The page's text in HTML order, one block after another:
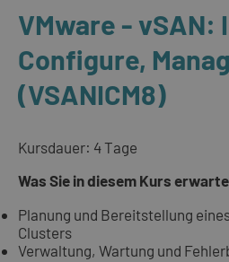
VMware - vSAN:
Configure,
(VSANICM8)
Kursdauer: 4 Tage
Was Sie in diesem Kurs
Planung und Bereitstellung
Clusters
Verwaltung, Wartung und